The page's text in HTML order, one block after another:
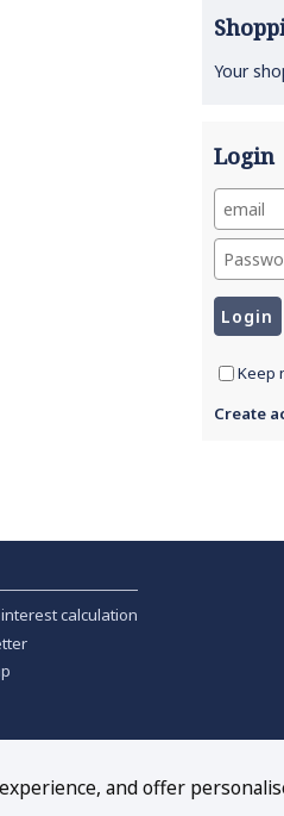
Your
Login
Keep
Create
calculation
and offer